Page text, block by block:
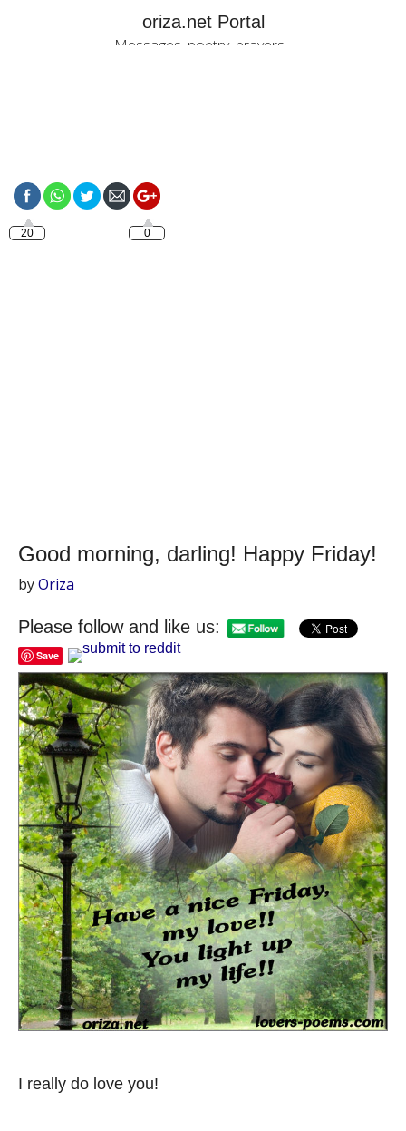
oriza.net Portal
Messages, poetry, prayers...
Good morning, darling! Happy Friday!
byOriza
Please follow and like us:
Save
I really do love you!
20 0
happy-friday